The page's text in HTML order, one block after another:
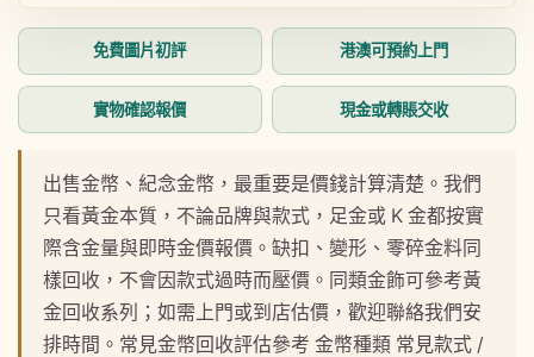
互
動
窗
多
媒
體
檔
案
1
免費圖片初評 港澳可預約上門
實物確認報價 現金或轉賬交收
出售金幣、紀念金幣，最重要是價錢計算清楚。我們
只看黃金本質，不論品牌與款式，足金或 K 金都按實
際含金量與即時金價報價。缺扣、變形、零碎金料同
樣回收，不會因款式過時而壓價。同類金飾可參考黃
金回收系列；如需上門或到店估價，歡迎聯絡我們安
排時間。常見金幣回收評估參考 金幣種類 常見款式 /